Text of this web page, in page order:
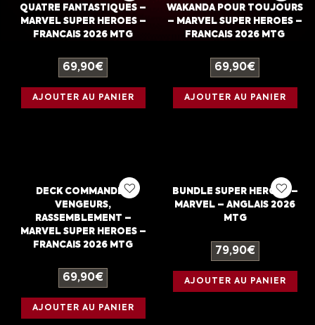
QUATRE FANTASTIQUES –
MARVEL SUPER HEROES –
FRANCAIS 2026 MTG
69,90€
AJOUTER AU PANIER
WAKANDA POUR TOUJOURS
– MARVEL SUPER HEROES –
FRANCAIS 2026 MTG
69,90€
AJOUTER AU PANIER
DECK COMMANDER
VENGEURS,
RASSEMBLEMENT –
MARVEL SUPER HEROES –
FRANCAIS 2026 MTG
69,90€
AJOUTER AU PANIER
BUNDLE SUPER HEROES –
MARVEL – ANGLAIS 2026
MTG
79,90€
AJOUTER AU PANIER